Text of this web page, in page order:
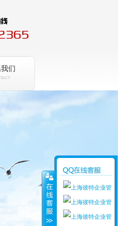
们